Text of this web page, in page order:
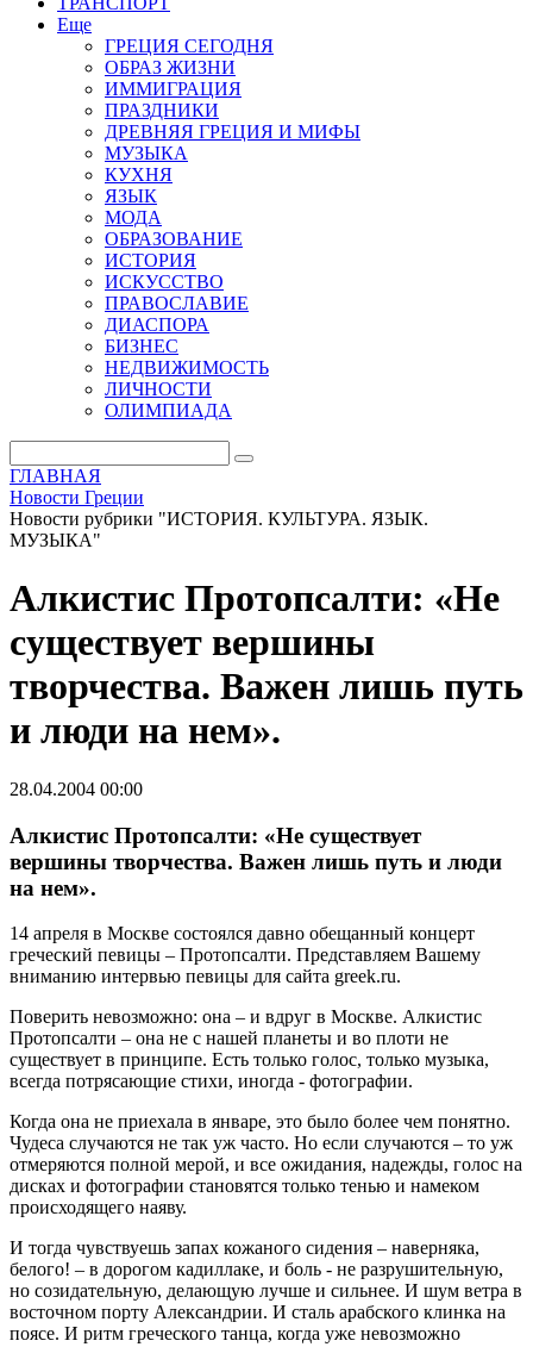
Еще
ГРЕЦИЯ СЕГОДНЯ
ОБРАЗ ЖИЗНИ
ИММИГРАЦИЯ
ПРАЗДНИКИ
ДРЕВНЯЯ ГРЕЦИЯ И МИФЫ
МУЗЫКА
КУХНЯ
ЯЗЫК
МОДА
ОБРАЗОВАНИЕ
ИСТОРИЯ
ИСКУССТВО
ПРАВОСЛАВИЕ
ДИАСПОРА
БИЗНЕС
НЕДВИЖИМОСТЬ
ЛИЧНОСТИ
ОЛИМПИАДА
ГЛАВНАЯ
Новости Греции
Новости рубрики "ИСТОРИЯ. КУЛЬТУРА. ЯЗЫК.
МУЗЫКА"
Алкистис Протопсалти: «Не
существует вершины
творчества. Важен лишь путь
и люди на нем».
28.04.2004 00:00
Алкистис Протопсалти: «Не существует
вершины творчества. Важен лишь путь и люди
на нем».
14 апреля в Москве состоялся давно обещанный концерт
греческий певицы – Протопсалти. Представляем Вашему
вниманию интервью певицы для сайта greek.ru.
Поверить невозможно: она – и вдруг в Москве. Алкистис
Протопсалти – она не с нашей планеты и во плоти не
существует в принципе. Есть только голос, только музыка,
всегда потрясающие стихи, иногда - фотографии.
Когда она не приехала в январе, это было более чем понятно.
Чудеса случаются не так уж часто. Но если случаются – то уж
отмеряются полной мерой, и все ожидания, надежды, голос на
дисках и фотографии становятся только тенью и намеком
происходящего наяву.
И тогда чувствуешь запах кожаного сидения – наверняка,
белого! – в дорогом кадиллаке, и боль - не разрушительную,
но созидательную, делающую лучше и сильнее. И шум ветра в
восточном порту Александрии. И сталь арабского клинка на
поясе. И ритм греческого танца, когда уже невозможно